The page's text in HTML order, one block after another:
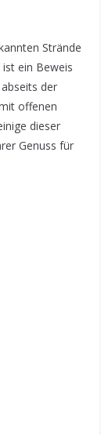
Strände
ein Beweis
der
offenen
dieser
Genuss für